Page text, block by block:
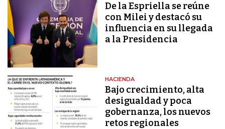
De la Espriella se reúne
con Milei y destacó su
influencia en su llegada
a la Presidencia
HACIENDA
Bajo crecimiento, alta
desigualdad y poca
gobernanza, los nuevos
retos regionales